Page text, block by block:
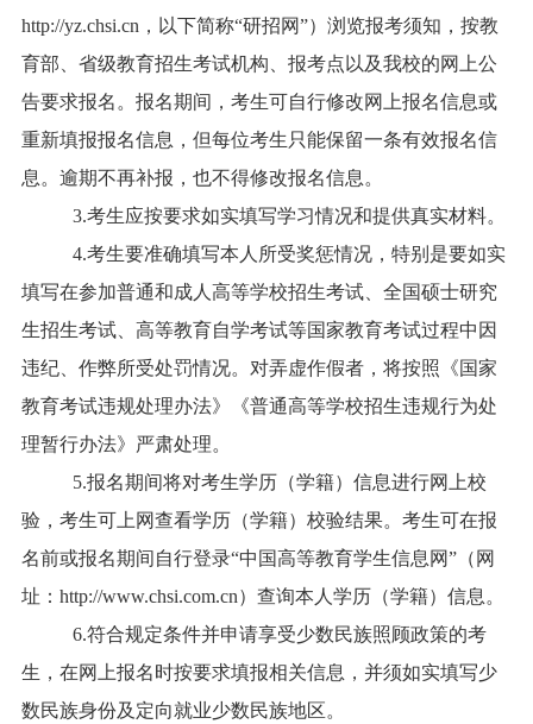
http://yz.chsi.cn，以下简称“研招网”）浏览报考须知，按教
育部、省级教育招生考试机构、报考点以及我校的网上公
告要求报名。报名期间，考生可自行修改网上报名信息或
重新填报报名信息，但每位考生只能保留一条有效报名信
息。逾期不再补报，也不得修改报名信息。
3.考生应按要求如实填写学习情况和提供真实材料。
4.考生要准确填写本人所受奖惩情况，特别是要如实
填写在参加普通和成人高等学校招生考试、全国硕士研究
生招生考试、高等教育自学考试等国家教育考试过程中因
违纪、作弊所受处罚情况。对弄虚作假者，将按照《国家
教育考试违规处理办法》《普通高等学校招生违规行为处
理暂行办法》严肃处理。
5.报名期间将对考生学历（学籍）信息进行网上校
验，考生可上网查看学历（学籍）校验结果。考生可在报
名前或报名期间自行登录“中国高等教育学生信息网”（网
址：http://www.chsi.com.cn）查询本人学历（学籍）信息。
6.符合规定条件并申请享受少数民族照顾政策的考
生，在网上报名时按要求填报相关信息，并须如实填写少
数民族身份及定向就业少数民族地区。